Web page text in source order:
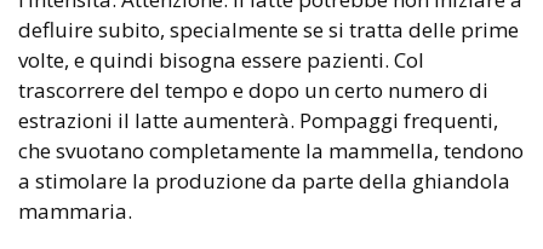
defluire subito, specialmente se si tratta delle prime
volte, e quindi bisogna essere pazienti. Col
trascorrere del tempo e dopo un certo numero di
estrazioni il latte aumenterà. Pompaggi frequenti,
che svuotano completamente la mammella, tendono
a stimolare la produzione da parte della ghiandola
mammaria.